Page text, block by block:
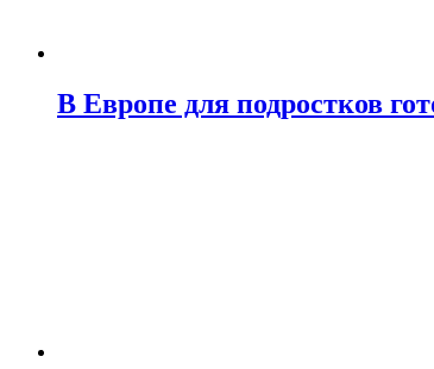
В Европе для подростков